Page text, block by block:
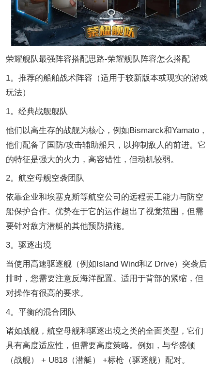
荣耀舰队最强阵容搭配思路-荣耀舰队阵容怎么搭配
1。推荐的船舶战术阵容（适用于较新版本或现实的游戏
玩法）
1。经典战舰舰队
他们以高生存的战舰为核心，例如Bismarck和Yamato，
他们配备了国防/攻击辅助船只，以抑制敌人的前进。它
的特征是强大的火力，高容错性，但动机较弱。
2。航空母舰空袭团队
依靠企业和埃塞克斯等航空公司的远程罢工能力与防空
船保护合作。优势在于它的运作超出了视觉范围，但需
要针对敌方潜艇的其他预防措施。
3。驱逐出境
当使用高速驱逐舰（例如Island Wind和Z Drive）突袭后
排时，您需要注意反海洋配置。适用于背部的紧缩，但
对操作有很高的要求。
4。平衡的混合团队
诸如战舰，航空母舰和驱逐出境之类的全面类型，它们
具有高度适应性，但需要高度策略。例如，与华盛顿
（战舰） + U818（潜艇） +标枪（驱逐舰）配对。